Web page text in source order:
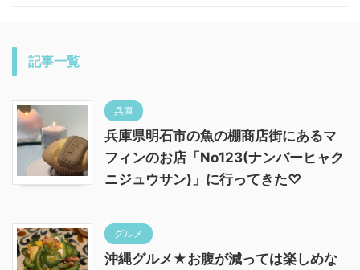
記事一覧
兵庫
兵庫県明石市の魚の棚商店街にあるマ
フィンのお店「No123(ナンバーヒャク
ニジュウサン)」に行ってきた♡
グルメ
沖縄グルメ★お腹が減っては楽しめな